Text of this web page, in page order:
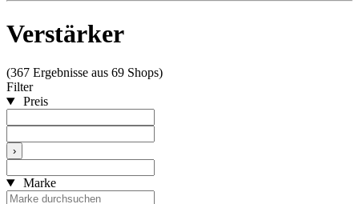
Verstärker
(367 Ergebnisse aus 69 Shops)
Filter
Preis
›
Marke